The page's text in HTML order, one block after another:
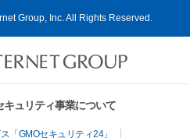
Group, Inc. All Rights Reserved.
ュリティ事業について
「GMOセキュリティ24」